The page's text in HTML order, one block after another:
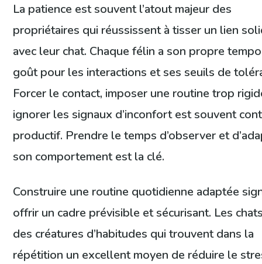
La patience est souvent l’atout majeur des
propriétaires qui réussissent à tisser un lien
avec leur chat. Chaque félin a son propre
goût pour les interactions et ses seuils de
Forcer le contact, imposer une routine trop
ignorer les signaux d’inconfort est souvent
productif. Prendre le temps d’observer et
son comportement est la clé.
Construire une routine quotidienne adaptée
offrir un cadre prévisible et sécurisant. Les
des créatures d’habitudes qui trouvent dans la
répétition un excellent moyen de réduire le